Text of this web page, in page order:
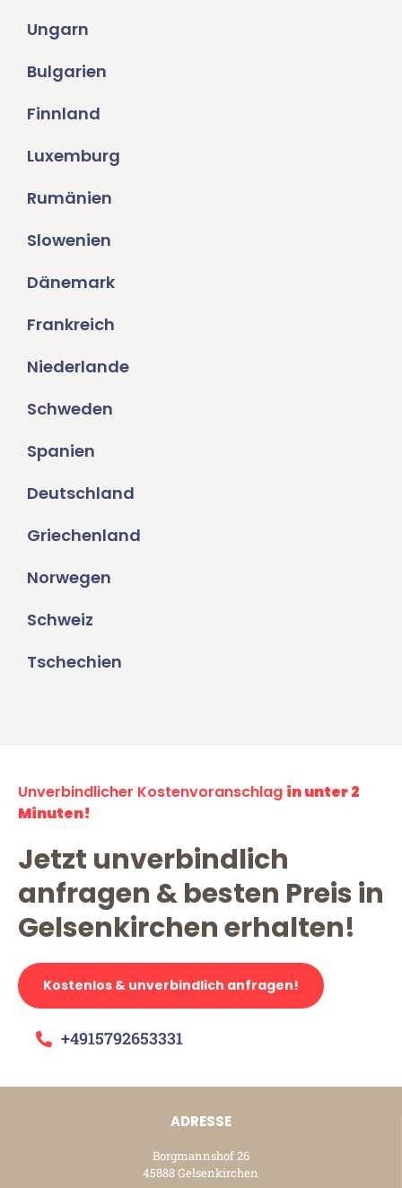
Ungarn
Bulgarien
Finnland
Luxemburg
Rumänien
Slowenien
Dänemark
Frankreich
Niederlande
Schweden
Spanien
Deutschland
Griechenland
Norwegen
Schweiz
Tschechien
Unverbindlicher Kostenvoranschlag in unter 2
Minuten!
Jetzt unverbindlich
anfragen & besten Preis in
Gelsenkirchen erhalten!
Kostenlos & unverbindlich anfragen!
+4915792653331
ADRESSE
Borgmannshof 26
45888 Gelsenkirchen